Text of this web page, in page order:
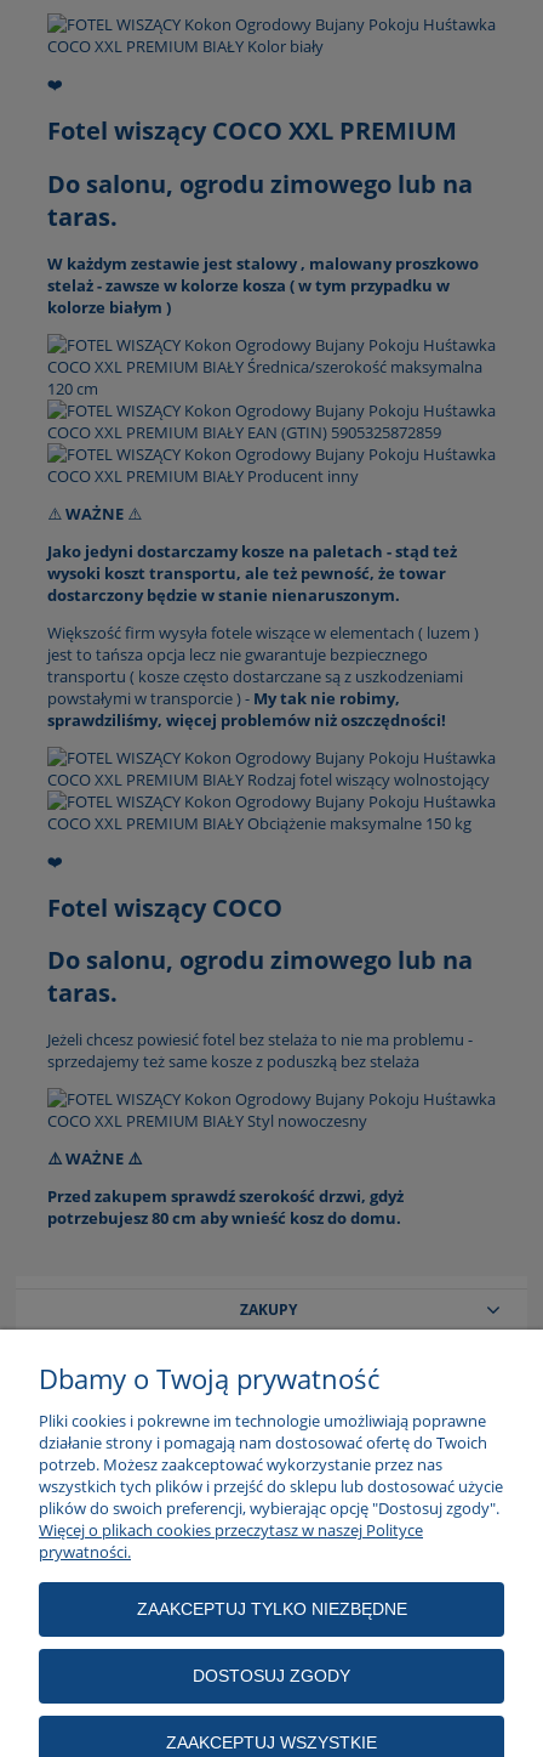
❤️
Fotel wiszący COCO XXL PREMIUM
Do salonu, ogrodu zimowego lub na
taras.
W każdym zestawie jest stalowy , malowany proszkowo
stelaż - zawsze w kolorze kosza ( w tym przypadku w
kolorze białym )
⚠️WAŻNE ⚠️
Jako jedyni dostarczamy kosze na paletach - stąd też
wysoki koszt transportu, ale też pewność, że towar
dostarczony będzie w stanie nienaruszonym.
Większość firm wysyła fotele wiszące w elementach ( luzem )
jest to tańsza opcja lecz nie gwarantuje bezpiecznego
transportu ( kosze często dostarczane są z uszkodzeniami
powstałymi w transporcie ) - My tak nie robimy,
sprawdziliśmy, więcej problemów niż oszczędności!
❤️
Fotel wiszący COCO
Do salonu, ogrodu zimowego lub na
taras.
Jeżeli chcesz powiesić fotel bez stelaża to nie ma problemu -
sprzedajemy też same kosze z poduszką bez stelaża
⚠️ WAŻNE ⚠️
Przed zakupem sprawdź szerokość drzwi, gdyż
potrzebujesz 80 cm aby wnieść kosz do domu.
ZAKUPY
POMOC
MOJE KONTO
INFORMACJE
Modne Meble,ul. Hutnicza 40, 81-061 Gdynia, tel. 511 164 577, tel.
Dbamy o Twoją prywatność
Pliki cookies i pokrewne im technologie umożliwiają poprawne
działanie strony i pomagają nam dostosować ofertę do Twoich
potrzeb. Możesz zaakceptować wykorzystanie przez nas
wszystkich tych plików i przejść do sklepu lub dostosować użycie
plików do swoich preferencji, wybierając opcję "Dostosuj zgody".
Więcej o plikach cookies przeczytasz w naszej Polityce
prywatności.
ZAAKCEPTUJ TYLKO NIEZBĘDNE
DOSTOSUJ ZGODY
ZAAKCEPTUJ WSZYSTKIE